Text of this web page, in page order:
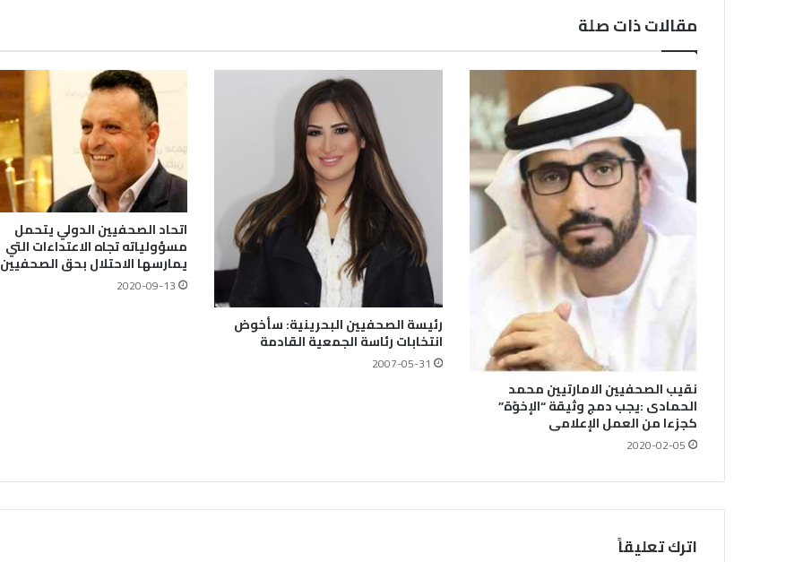
مقالات ذات صلة
نقيب الصحفيين الامارتيين محمد
الحمادى :يجب دمج وثيقة “الإخوّة”
كجزءا من العمل الإعلامى
2020-02-05
رئيسة الصحفيين البحرينية: سأخوض
انتخابات رئاسة الجمعية القادمة
2007-05-31
اتحاد الصحفيين الدولي يتحمل
مسؤولياته تجاه الاعتداءات التي
يمارسها الاحتلال بحق الصحفيين
2020-09-13
اترك تعليقاً